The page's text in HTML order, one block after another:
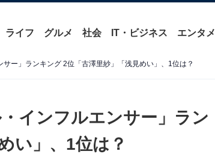
ライフ グルメ 社会 IT・ビジネス エンタメ
ー」ランキング 2位「古澤里紗」「浅見めい」、1位は？
インフルエンサー」ラン
い」、1位は？